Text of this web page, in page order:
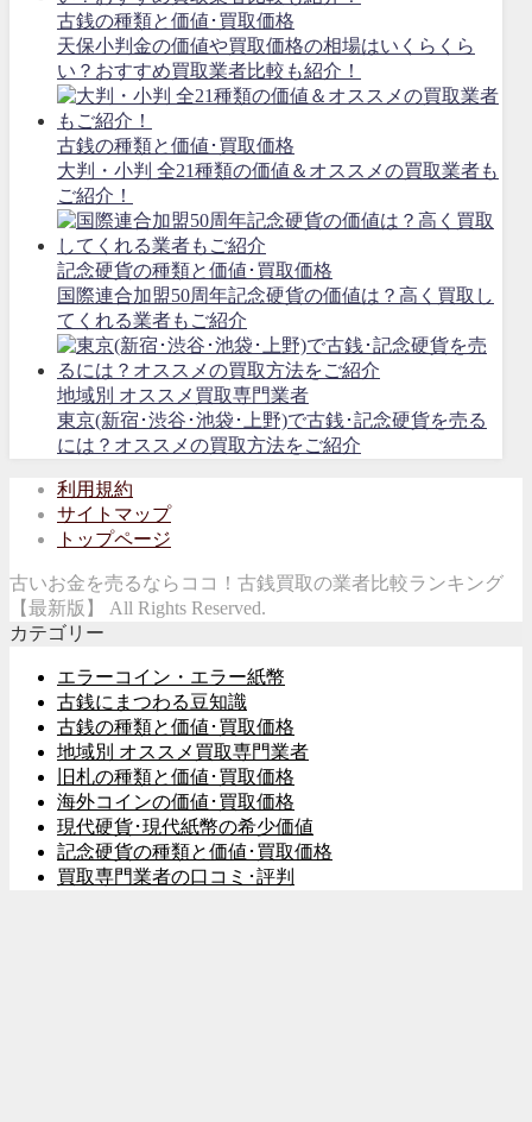
古銭の種類と価値･買取価格
天保小判金の価値や買取価格の相場はいくらくら
い？おすすめ買取業者比較も紹介！
古銭の種類と価値･買取価格
大判・小判 全21種類の価値＆オススメの買取業者も
ご紹介！
記念硬貨の種類と価値･買取価格
国際連合加盟50周年記念硬貨の価値は？高く買取し
てくれる業者もご紹介
地域別 オススメ買取専門業者
東京(新宿･渋谷･池袋･上野)で古銭･記念硬貨を売る
には？オススメの買取方法をご紹介
利用規約
サイトマップ
トップページ
古いお金を売るならココ！古銭買取の業者比較ランキング
【最新版】 All Rights Reserved.
カテゴリー
エラーコイン・エラー紙幣
古銭にまつわる豆知識
古銭の種類と価値･買取価格
地域別 オススメ買取専門業者
旧札の種類と価値･買取価格
海外コインの価値･買取価格
現代硬貨･現代紙幣の希少価値
記念硬貨の種類と価値･買取価格
買取専門業者の口コミ･評判